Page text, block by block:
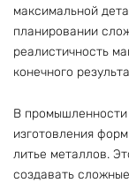
максимальной
планировании
реалистичность
конечного
В промышленности
изготовления
литье металлов.
создавать